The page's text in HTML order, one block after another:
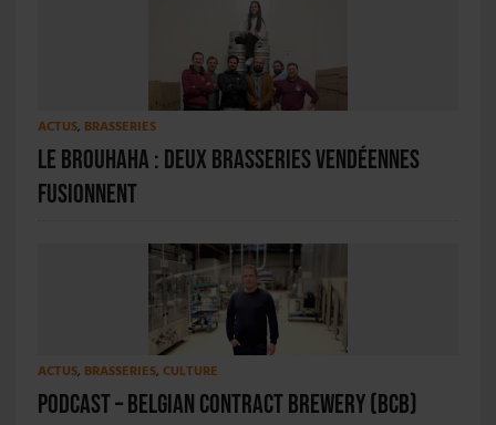
ACTUS, BRASSERIES
Le Brouhaha : deux brasseries vendéennes
fusionnent
ACTUS, BRASSERIES, CULTURE
PODCAST – Belgian Contract Brewery (BCB)